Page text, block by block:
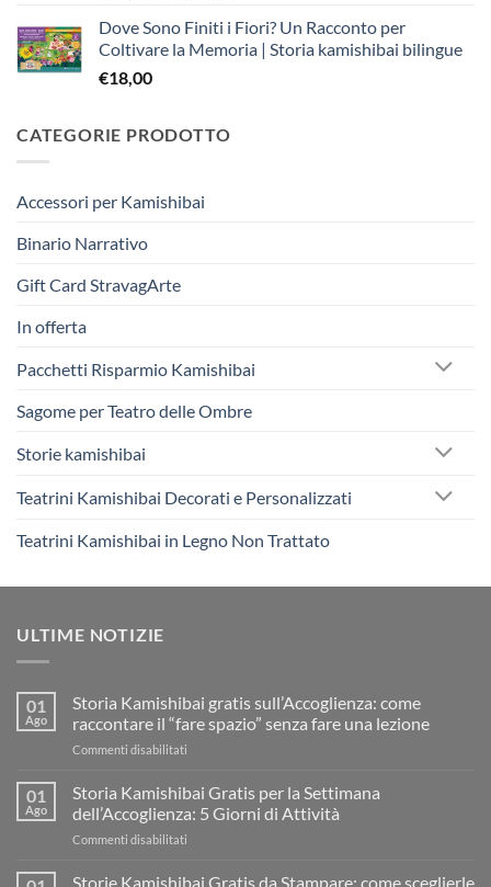
originale
era:
attuale
è:
Dove Sono Finiti i Fiori? Un Racconto per
Coltivare la Memoria | Storia kamishibai bilingue
€18,00
CATEGORIE PRODOTTO
Accessori per Kamishibai
Binario Narrativo
Gift Card StravagArte
In offerta
Pacchetti Risparmio Kamishibai
Sagome per Teatro delle Ombre
Storie kamishibai
Teatrini Kamishibai Decorati e Personalizzati
Teatrini Kamishibai in Legno Non Trattato
ULTIME NOTIZIE
01
Ago
Storia Kamishibai gratis sull’Accoglienza: come
raccontare il “fare spazio” senza fare una lezione
Commenti disabilitati
Kamishibai
gratis
sull’Accoglienza:
il
01
Ago
Storia Kamishibai Gratis per la Settimana
dell’Accoglienza: 5 Giorni di Attività
Commenti disabilitati
Kamishibai
Storie Kamishibai Gratis da Stampare: come sceglierle